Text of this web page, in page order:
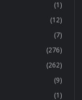
(1)
(12)
(7)
(276)
(262)
(9)
(1)